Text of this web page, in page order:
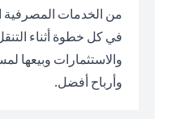
من الخدمات المصرفية
في كل خطوة أثناء التنقل
والاستثمارات وبيعها
وأرباح أفضل.